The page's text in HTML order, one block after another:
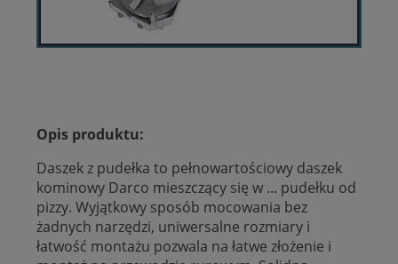
Opis produktu:
Daszek z pudełka to pełnowartościowy daszek
kominowy Darco mieszczący się w ... pudełku od
pizzy. Wyjątkowy sposób mocowania bez
żadnych narzędzi, uniwersalne rozmiary i
łatwość montażu pozwala na łatwe złożenie i